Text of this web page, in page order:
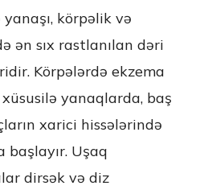
körpəlik və
ən sıx rastlanılan dəri
Körpələrdə ekzema
yanaqlarda, baş
xarici hissələrində
başlayır. Uşaq
dirsək və diz